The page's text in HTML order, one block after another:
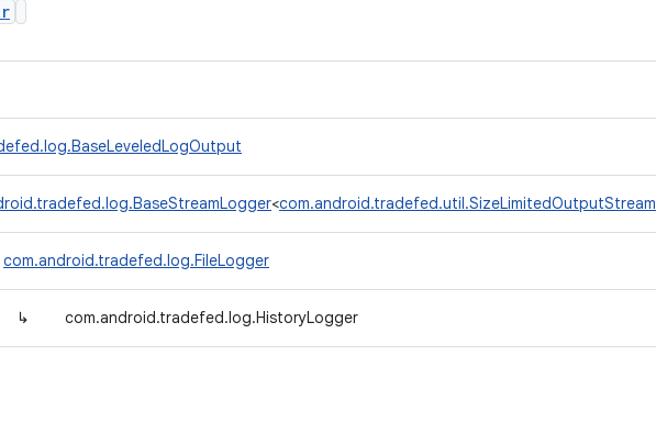
<com.android.tradefed.util.SizeLimitedOutputStream
com.android.tradefed.log.FileLogger
↳ com.android.tradefed.log.HistoryLogger